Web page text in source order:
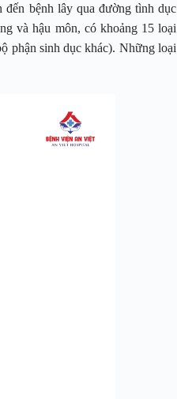
bệnh lây qua đường tình dục
và hậu môn, có khoảng 15 loại
phận sinh dục khác). Những loại